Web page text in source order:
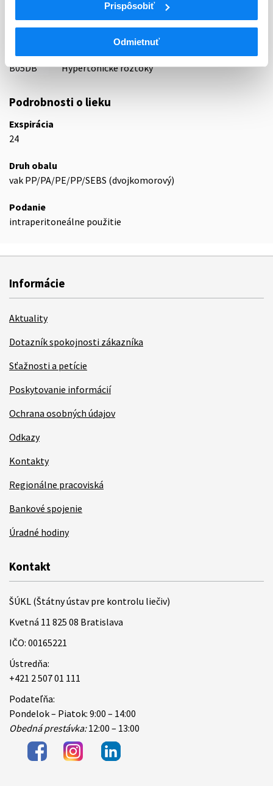
Prispôsobiť
Odmietnuť
KRV A KRVOTVORNÉ ORGÁNY
NÁHRADY KRVI A PERFÚZNE ROZTOKY
B05D
LIEKY NA PERITONEÁLNU DIALÝZU
B05DB
Hypertonické roztoky
Podrobnosti o lieku
Exspirácia
24
Druh obalu
vak PP/PA/PE/PP/SEBS (dvojkomorový)
Podanie
intraperitoneálne použitie
Informácie
Aktuality
Dotazník spokojnosti zákazníka
Sťažnosti a petície
Poskytovanie informácií
Ochrana osobných údajov
Odkazy
Kontakty
Regionálne pracoviská
Bankové spojenie
Úradné hodiny
Kontakt
ŠÚKL (Štátny ústav pre kontrolu liečiv)
Kvetná 11 825 08 Bratislava
IČO: 00165221
Ústredňa:
+421 2 507 01 111
Podateľňa:
Pondelok – Piatok: 9:00 – 14:00
Obedná prestávka:12:00 – 13:00